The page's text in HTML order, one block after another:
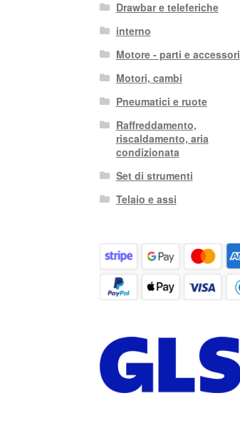
Drawbar e teleferiche
interno
Motore - parti e accessori
Motori, cambi
Pneumatici e ruote
Raffreddamento,
riscaldamento, aria
condizionata
Set di strumenti
Telaio e assi